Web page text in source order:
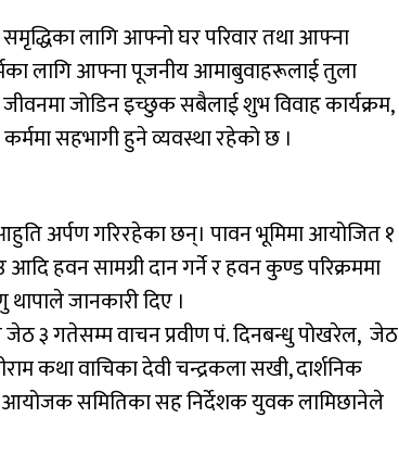
समृद्धिका लागि आफ्नो घर परिवार तथा आफ्ना
लागि आफ्ना पूजनीय आमाबुवाहरूलाई तुला
जोडिन इच्छुक सबैलाई शुभ विवाह कार्यक्रम,
सहभागी हुने व्यवस्था रहेको छ ।
अर्पण गरिरहेका छन्। पावन भूमिमा आयोजित १
हवन सामग्री दान गर्ने र हवन कुण्ड परिक्रममा
जानकारी दिए ।
जेठ ३ गतेसम्म वाचन प्रवीण पं. दिनबन्धु पोखरेल, जेठ
कथा वाचिका देवी चन्द्रकला सखी, दार्शनिक
आयोजक समितिका सह निर्देशक युवक लामिछानेले